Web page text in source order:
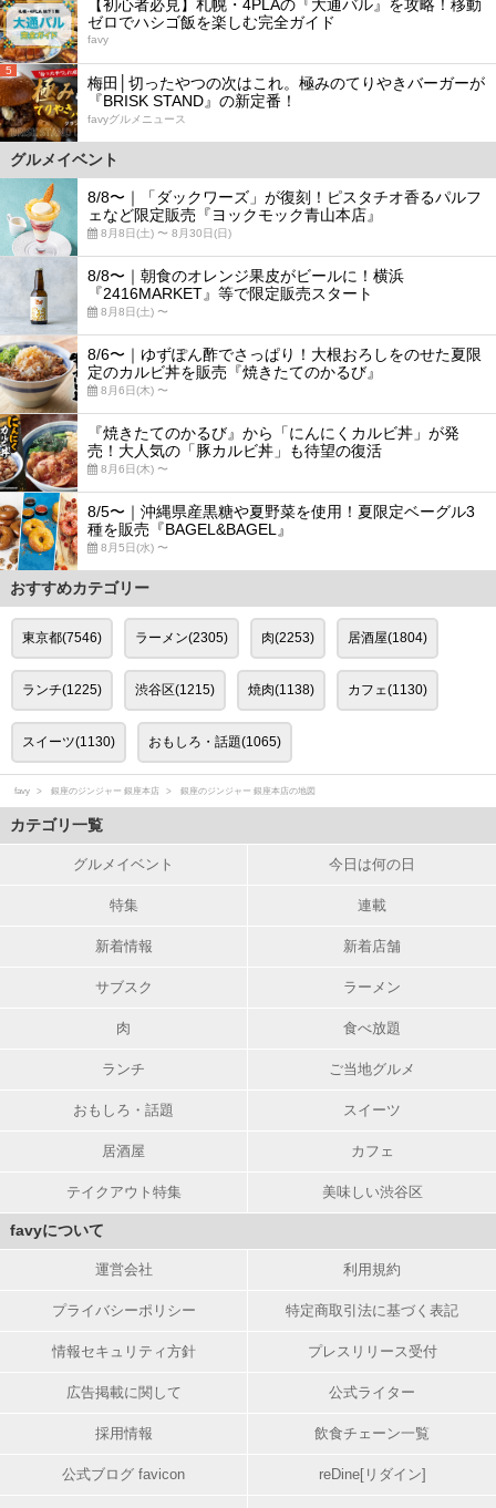
【初心者必見】札幌・4PLAの『大通バル』を攻略！移動
ゼロでハシゴ飯を楽しむ完全ガイド
favy
5
梅田│切ったやつの次はこれ。極みのてりやきバーガーが
『BRISK STAND』の新定番！
favyグルメニュース
グルメイベント
8/8〜｜「ダックワーズ」が復刻！ピスタチオ香るパルフ
ェなど限定販売『ヨックモック青山本店』
8月8日(土) 〜 8月30日(日)
8/8〜｜朝食のオレンジ果皮がビールに！横浜
『2416MARKET』等で限定販売スタート
8月8日(土) 〜
8/6〜｜ゆずぽん酢でさっぱり！大根おろしをのせた夏限
定のカルビ丼を販売『焼きたてのかるび』
8月6日(木) 〜
『焼きたてのかるび』から「にんにくカルビ丼」が発
売！大人気の「豚カルビ丼」も待望の復活
8月6日(木) 〜
8/5〜｜沖縄県産黒糖や夏野菜を使用！夏限定ベーグル3
種を販売『BAGEL&BAGEL』
8月5日(水) 〜
おすすめカテゴリー
東京都(7546) ラーメン(2305) 肉(2253) 居酒屋(1804)
ランチ(1225) 渋谷区(1215) 焼肉(1138) カフェ(1130)
スイーツ(1130) おもしろ・話題(1065)
favy 銀座のジンジャー 銀座本店 銀座のジンジャー 銀座本店の地図
カテゴリ一覧
グルメイベント 今日は何の日
特集 連載
新着情報 新着店舗
サブスク ラーメン
肉 食べ放題
ランチ ご当地グルメ
おもしろ・話題 スイーツ
居酒屋 カフェ
テイクアウト特集 美味しい渋谷区
favyについて
運営会社 利用規約
プライバシーポリシー 特定商取引法に基づく表記
情報セキュリティ方針 プレスリリース受付
広告掲載に関して 公式ライター
採用情報 飲食チェーン一覧
公式ブログ favicon reDine[リダイン]